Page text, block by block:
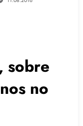
sobre
no